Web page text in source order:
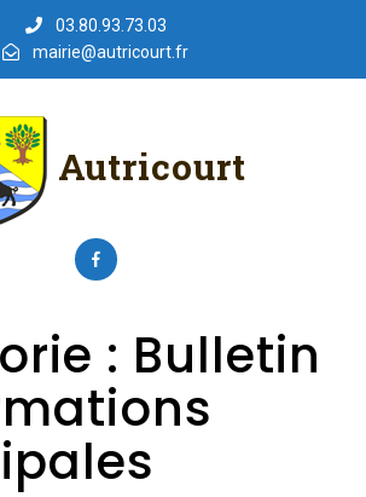
03.80.93.73.03
mairie@autricourt.fr
Autricourt
: Bulletin